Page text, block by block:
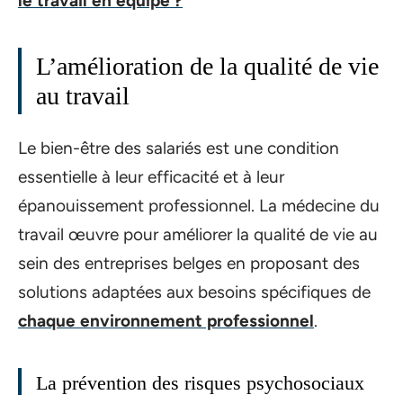
L’amélioration de la qualité de vie
au travail
Le bien-être des salariés est une condition
essentielle à leur efficacité et à leur
épanouissement professionnel. La médecine du
travail œuvre pour améliorer la qualité de vie au
sein des entreprises belges en proposant des
solutions adaptées aux besoins spécifiques de
chaque environnement professionnel.
La prévention des risques psychosociaux